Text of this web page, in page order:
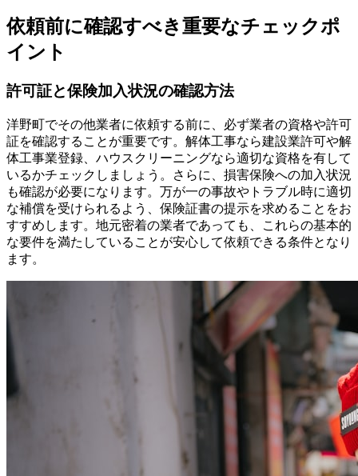
依頼前に確認すべき重要なチェックポ
イント
許可証と保険加入状況の確認方法
洋野町でその他業者に依頼する前に、必ず業者の資格や許可
証を確認することが重要です。解体工事なら建設業許可や解
体工事業登録、ハウスクリーニングなら適切な資格を有して
いるかチェックしましょう。さらに、損害保険への加入状況
も確認が必要になります。万が一の事故やトラブル時に適切
な補償を受けられるよう、保険証書の提示を求めることをお
すすめします。地元密着の業者であっても、これらの基本的
な要件を満たしていることが安心して依頼できる条件となり
ます。